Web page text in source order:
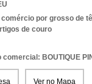
por grosso de
de couro
comercial: BOUTIQUE
Ver no Mapa